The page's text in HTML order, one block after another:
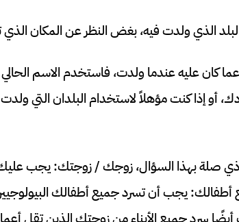
البلد الذي ولدت فيه، بغض النظر عن المكان
كان عليه عندما ولدت، فاستخدم الاسم الحالي
أو إذا كنت مؤهلاً لاستخدام البلدان التي
ذي صلة بهذا السؤال، زوجك / زوجتك: يجب
يجب أن تسرد جميع أطفالك